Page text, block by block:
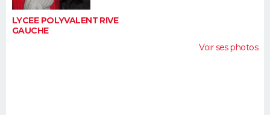
LYCEE POLYVALENT RIVE
GAUCHE
Voir ses photos